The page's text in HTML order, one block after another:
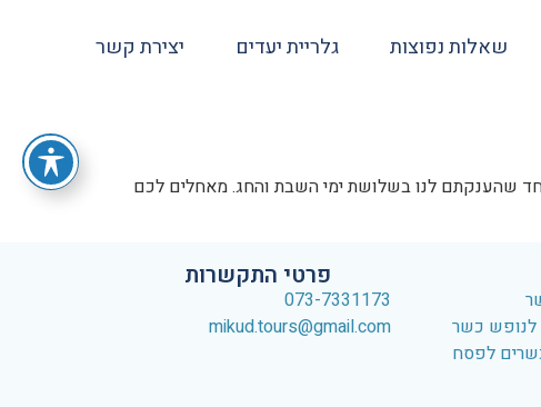
שאלות נפוצות גלריית יעדים יצירת קשר
שהענקתם לנו בשלושת ימי השבת והחג. מאחלים לכם
לנופש כשר
לפסח
פרטי התקשרות
073-7331173
mikud.tours@gmail.com